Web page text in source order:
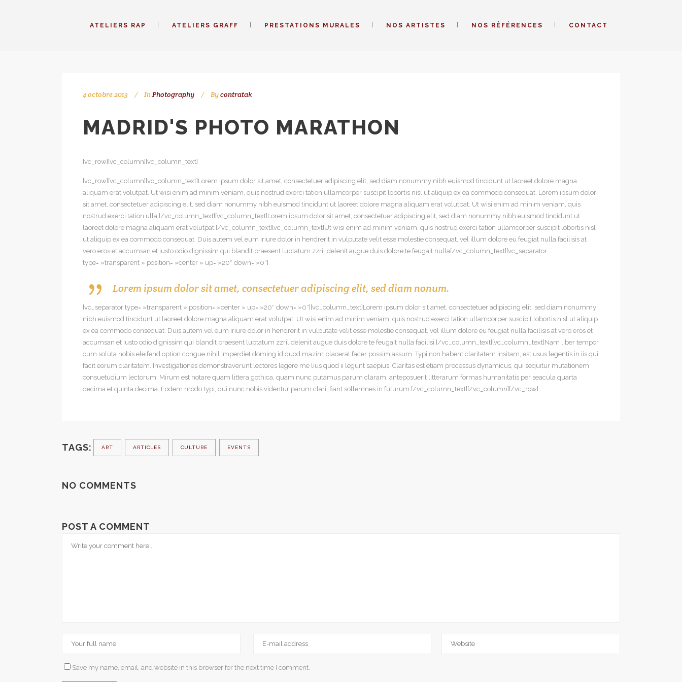
ATELIERS RAP ATELIERS GRAFF PRESTATIONS MURALES NOS ARTISTES NOS RÉFÉRENCES CONTACT
4 octobre 2013 InPhotography Bycontratak
MADRID'S PHOTO MARATHON
[vc_row][vc_column][vc_column_text]
[vc_row][vc_column][vc_column_text]Lorem ipsum dolor sit amet, consectetuer adipiscing elit, sed diam nonummy nibh euismod tincidunt ut laoreet dolore magna
aliquam erat volutpat. Ut wisi enim ad minim veniam, quis nostrud exerci tation ullamcorper suscipit lobortis nisl ut aliquip ex ea commodo consequat. Lorem ipsum dolor
sit amet, consectetuer adipiscing elit, sed diam nonummy nibh euismod tincidunt ut laoreet dolore magna aliquam erat volutpat. Ut wisi enim ad minim veniam, quis
nostrud exerci tation ulla.[/vc_column_text][vc_column_text]Lorem ipsum dolor sit amet, consectetuer adipiscing elit, sed diam nonummy nibh euismod tincidunt ut
laoreet dolore magna aliquam erat volutpat.[/vc_column_text][vc_column_text]Ut wisi enim ad minim veniam, quis nostrud exerci tation ullamcorper suscipit lobortis nisl
ut aliquip ex ea commodo consequat. Duis autem vel eum iriure dolor in hendrerit in vulputate velit esse molestie consequat, vel illum dolore eu feugiat nulla facilisis at
vero eros et accumsan et iusto odio dignissim qui blandit praesent luptatum zzril delenit augue duis dolore te feugait nulla[/vc_column_text][vc_separator
type= »transparent » position= »center » up= »20″ down= »0″]
Lorem ipsum dolor sit amet, consectetuer adipiscing elit, sed diam nonum.
[vc_separator type= »transparent » position= »center » up= »20″ down= »0″][vc_column_text]Lorem ipsum dolor sit amet, consectetuer adipiscing elit, sed diam nonummy
nibh euismod tincidunt ut laoreet dolore magna aliquam erat volutpat. Ut wisi enim ad minim veniam, quis nostrud exerci tation ullamcorper suscipit lobortis nisl ut aliquip
ex ea commodo consequat. Duis autem vel eum iriure dolor in hendrerit in vulputate velit esse molestie consequat, vel illum dolore eu feugiat nulla facilisis at vero eros et
accumsan et iusto odio dignissim qui blandit praesent luptatum zzril delenit augue duis dolore te feugait nulla facilisi.[/vc_column_text][vc_column_text]Nam liber tempor
cum soluta nobis eleifend option congue nihil imperdiet doming id quod mazim placerat facer possim assum. Typi non habent claritatem insitam; est usus legentis in iis qui
facit eorum claritatem. Investigationes demonstraverunt lectores legere me lius quod ii legunt saepius. Claritas est etiam processus dynamicus, qui sequitur mutationem
consuetudium lectorum. Mirum est notare quam littera gothica, quam nunc putamus parum claram, anteposuerit litterarum formas humanitatis per seacula quarta
decima et quinta decima. Eodem modo typi, qui nunc nobis videntur parum clari, fiant sollemnes in futurum.[/vc_column_text][/vc_column][/vc_row]
TAGS: ART ARTICLES CULTURE EVENTS
NO COMMENTS
POST A COMMENT
Save my name, email, and website in this browser for the next time I comment.